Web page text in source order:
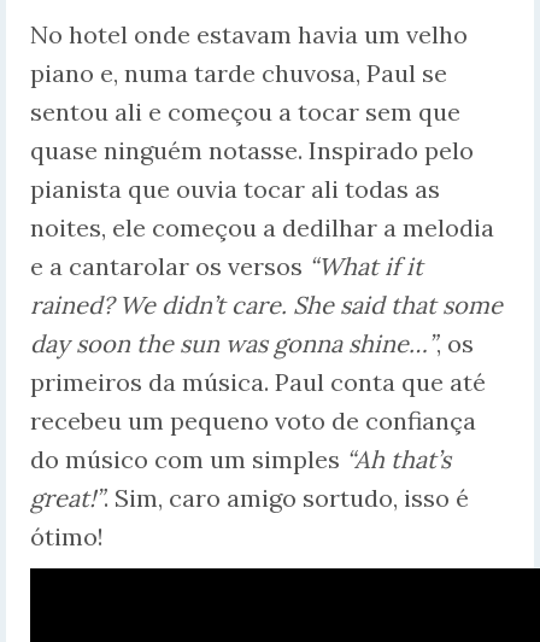
No hotel onde estavam havia um velho
piano e, numa tarde chuvosa, Paul se
sentou ali e começou a tocar sem que
quase ninguém notasse. Inspirado pelo
pianista que ouvia tocar ali todas as
noites, ele começou a dedilhar a melodia
e a cantarolar os versos “What if it
rained? We didn’t care. She said that some
day soon the sun was gonna shine…”, os
primeiros da música. Paul conta que até
recebeu um pequeno voto de confiança
do músico com um simples “Ah that’s
great!”. Sim, caro amigo sortudo, isso é
ótimo!